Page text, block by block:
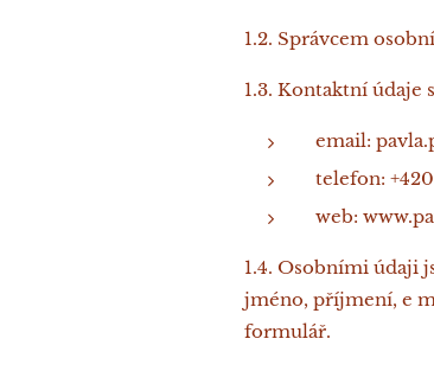
1.2. Správcem
1.3. Kontaktní údaje
email:
telefon: +420
web:
1.4. Osobními údaji
jméno, příjmení, e
formulář.